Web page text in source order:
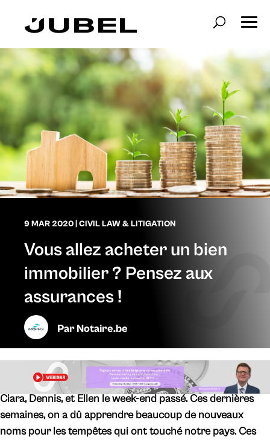
9 MAR 2020 CIVIL LAW & LITIGATION
Vous allez acheter un bien
immobilier ? Pensez aux
assurances !
ParNotaire.be
Ciara, Dennis, et Ellen le week-end passé. Ces dernières
semaines, on a dû apprendre beaucoup de nouveaux
noms pour les tempêtes qui ont touché notre pays. Ces